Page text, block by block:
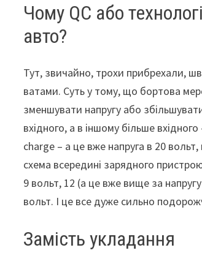
Чому QC або
авто?
Тут, звичайно, трохи прибрехали,
ватами. Суть у тому, що бортова
зменшувати напругу або
вхідного, а в іншому більше
charge – а це вже напруга в 20
схема всередині зарядного
9 вольт, 12 (а це вже вище за
вольт. І це все дуже сильно
Замість укладання